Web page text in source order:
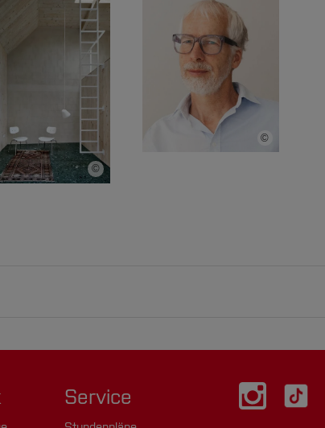
©
Bildnachweis
©
Bildnachweis
Service